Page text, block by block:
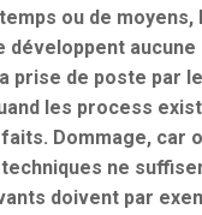
ou de moyens,
développent
prise de poste par
les process
Dommage, car
ne
doivent par